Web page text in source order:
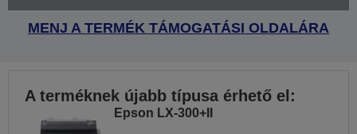
MENJ A TERMÉK TÁMOGATÁSI OLDALÁRA
A terméknek újabb típusa érhető el:
Epson LX-300+II